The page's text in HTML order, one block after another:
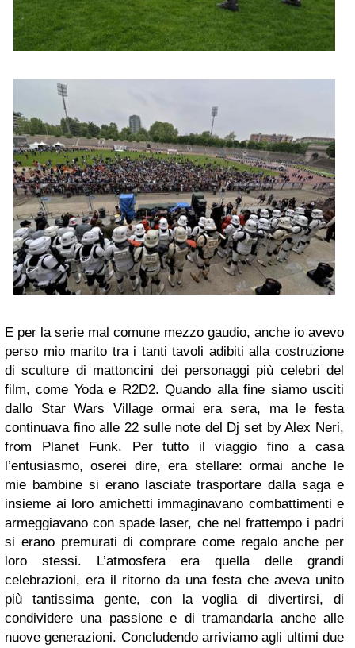
E per la serie mal comune mezzo gaudio, anche io avevo
perso mio marito tra i tanti tavoli adibiti alla costruzione
di sculture di mattoncini dei personaggi più celebri del
film, come Yoda e R2D2. Quando alla fine siamo usciti
dallo Star Wars Village ormai era sera, ma le festa
continuava fino alle 22 sulle note del Dj set by Alex Neri,
from Planet Funk. Per tutto il viaggio fino a casa
l’entusiasmo, oserei dire, era stellare: ormai anche le
mie bambine si erano lasciate trasportare dalla saga e
insieme ai loro amichetti immaginavano combattimenti e
armeggiavano con spade laser, che nel frattempo i padri
si erano premurati di comprare come regalo anche per
loro stessi. L’atmosfera era quella delle grandi
celebrazioni, era il ritorno da una festa che aveva unito
più tantissima gente, con la voglia di divertirsi, di
condividere una passione e di tramandarla anche alle
nuove generazioni. Concludendo arriviamo agli ultimi due